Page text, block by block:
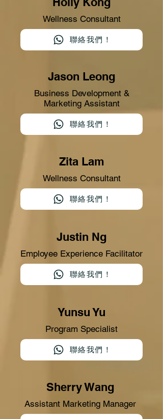
Wellness Consultant
聯絡我們！
Jason Leong
Business Development &
Marketing Assistant
聯絡我們！
Zita Lam
Wellness Consultant
聯絡我們！
Justin Ng
Employee Experience Facilitator
聯絡我們！
Yunsu Yu
Program Specialist
聯絡我們！
Sherry Wang
Assistant Marketing Manager